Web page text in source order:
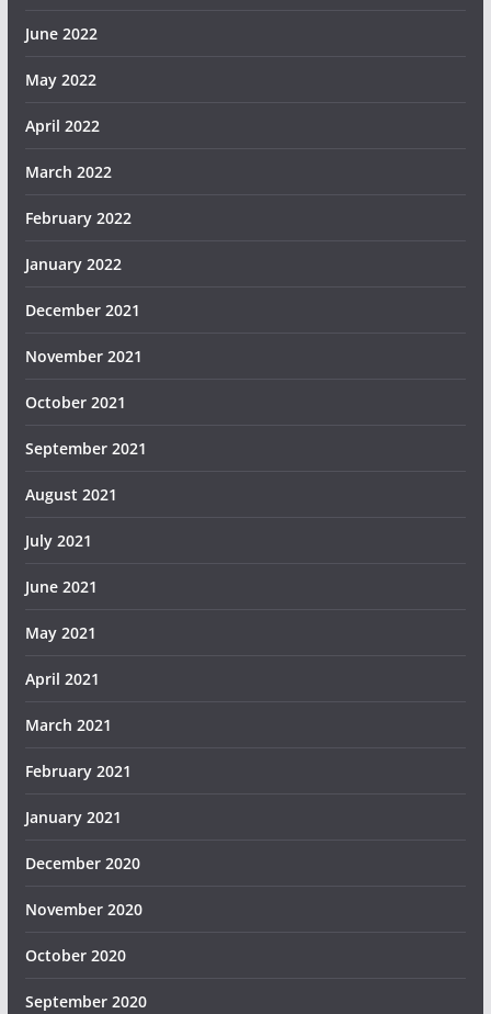
June 2022
May 2022
April 2022
March 2022
February 2022
January 2022
December 2021
November 2021
October 2021
September 2021
August 2021
July 2021
June 2021
May 2021
April 2021
March 2021
February 2021
January 2021
December 2020
November 2020
October 2020
September 2020